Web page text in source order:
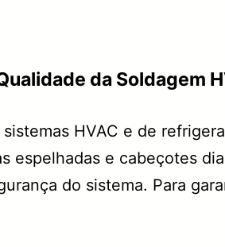
da Soldagem
HVAC e de
espelhadas e cabeçotes
do sistema. Para